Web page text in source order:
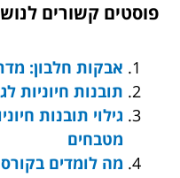
פוסטים קשורים
אבקות חלבון:
תובנות חיוניות
גילוי תובנות
מטבחים
מה לומדים